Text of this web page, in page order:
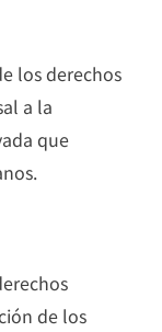
los derechos
a la
que
de los